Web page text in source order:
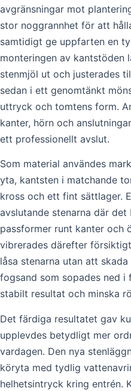
avgränsningar mot
stor noggrannhet för att
samtidigt ge uppfarten en
monteringen av kantstöden
stenmjöl ut och justerades
sedan i ett genomtänkt
uttryck och tomtens form.
kanter, hörn och
ett professionellt avslut.
Som material användes
yta, kantsten i matchande
kross och ett fint sättlager.
avslutande stenarna där
passformer runt kanter och
vibrerades därefter
låsa stenarna utan att
fogsand som sopades ned
stabilt resultat och minska
Det färdiga resultatet gav
upplevdes betydligt mer
vardagen. Den nya
köryta med tydlig
helhetsintryck kring entrén.